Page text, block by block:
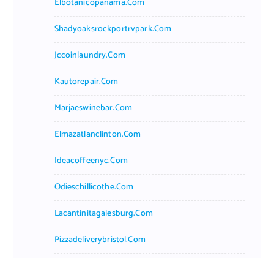
Shadyoaksrockportrvpark.com
Jccoinlaundry.com
Kautorepair.com
Marjaeswinebar.com
Elmazatlanclinton.com
Ideacoffeenyc.com
Odieschillicothe.com
Lacantinitagalesburg.com
Pizzadeliverybristol.com